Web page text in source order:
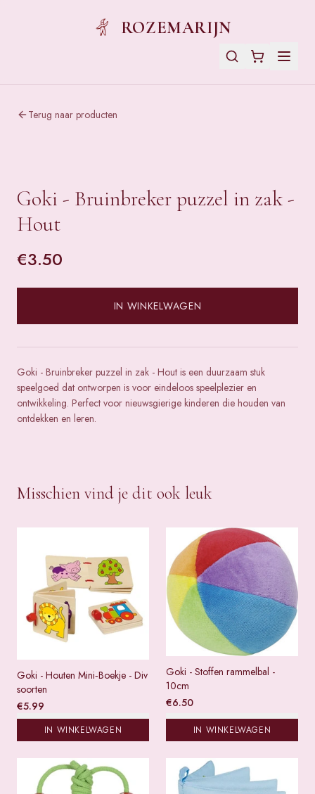
ROZEMARIJN
Terug naar producten
Goki - Bruinbreker puzzel in zak -
Hout
€3.50
IN WINKELWAGEN
Goki - Bruinbreker puzzel in zak - Hout is een duurzaam stuk
speelgoed dat ontworpen is voor eindeloos speelplezier en
ontwikkeling. Perfect voor nieuwsgierige kinderen die houden van
ontdekken en leren.
Misschien vind je dit ook leuk
Goki - Houten Mini‑Boekje - Div
soorten
€5.99
IN WINKELWAGEN
Goki - Stoffen rammelbal -
10cm
€6.50
IN WINKELWAGEN